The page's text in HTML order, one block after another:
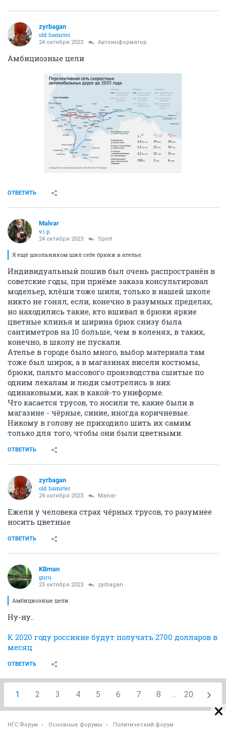
zyrbagan
old hamster
24 октября 2023 Автоинформатор
Амбициозные цели
ОТВЕТИТЬ
Malvar
v.i.p.
24 октября 2023 Spirit
Я ещё школьником шил себе брюки в ателье.
Индивидуальный пошив был очень распространён в
советские годы, при приёме заказа консультировал
модельер, клёши тоже шили, только в нашей школе
никто не гонял, если, конечно в разумных пределах,
но находились такие, кто вшивал в брюки яркие
цветные клинья и ширина брюк снизу была
сантиметров на 10 больше, чем в коленях, в таких,
конечно, в школу не пускали.
Ателье в городе было много, выбор материала там
тоже был широк, а в магазинах висели костюмы,
брюки, пальто массового производства сшитые по
одним лекалам и люди смотрелись в них
одинаковыми, как в какой-то униформе.
Что касается трусов, то носили те, какие были в
магазине - чёрные, синие, иногда коричневые.
Никому в голову не приходило шить их самим
только для того, чтобы они были цветными.
ОТВЕТИТЬ
zyrbagan
old hamster
24 октября 2023 Malvar
Ежели у человека страх чёрных трусов, то разумнее
носить цветные
ОТВЕТИТЬ
KBman
guru
25 октября 2023 zyrbagan
Амбициозные цели
Ну-ну..
К 2020 году россияне будут получать 2700 долларов в
месяц
ОТВЕТИТЬ
1 2 3 4 5 6 7 8 ... 20
НГС.Форум Основные форумы Политический форум